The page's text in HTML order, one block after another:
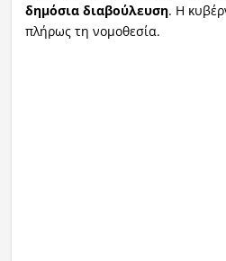
δημόσια διαβούλευση. Η
πλήρως τη νομοθεσία.